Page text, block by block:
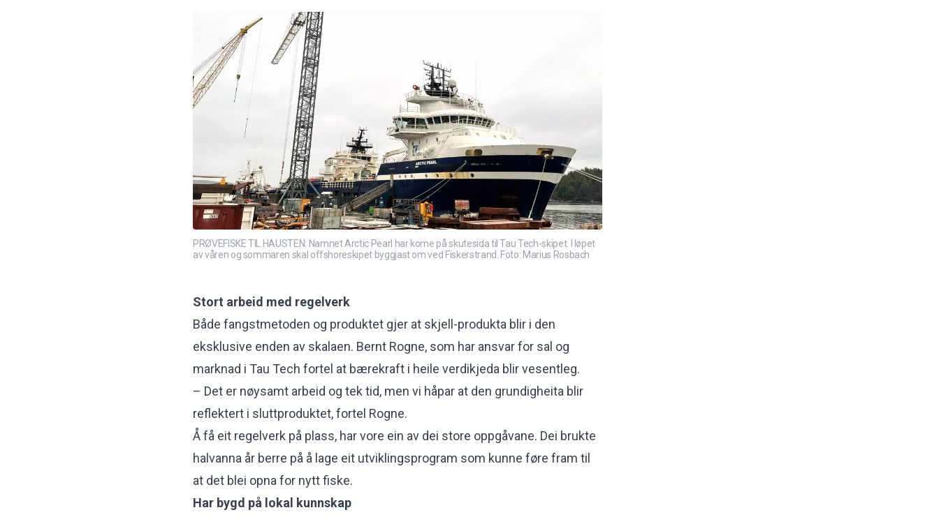
PRØVEFISKE TIL HAUSTEN: Namnet Arctic Pearl har kome på skutesida til Tau Tech-skipet. I løpet
av våren og sommaren skal offshoreskipet byggjast om ved Fiskerstrand. Foto: Marius Rosbach
Stort arbeid med regelverk
Både fangstmetoden og produktet gjer at skjell-produkta blir i den
eksklusive enden av skalaen. Bernt Rogne, som har ansvar for sal og
marknad i Tau Tech fortel at bærekraft i heile verdikjeda blir vesentleg.
– Det er nøysamt arbeid og tek tid, men vi håpar at den grundigheita blir
reflektert i sluttproduktet, fortel Rogne.
Å få eit regelverk på plass, har vore ein av dei store oppgåvane. Dei brukte
halvanna år berre på å lage eit utviklingsprogram som kunne føre fram til
at det blei opna for nytt fiske.
Har bygd på lokal kunnskap